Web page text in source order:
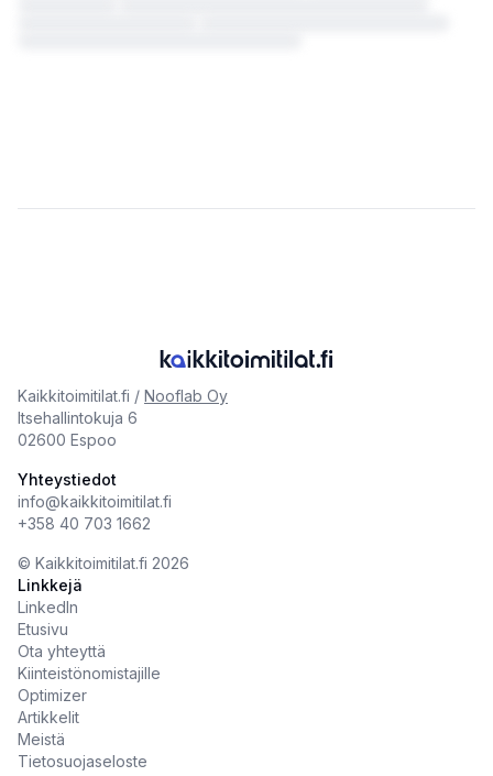
Kaikkitoimitilat.fi / Nooflab Oy
Itsehallintokuja 6
02600 Espoo
Yhteystiedot
info@kaikkitoimitilat.fi
+358 40 703 1662
©️ Kaikkitoimitilat.fi 2026
Linkkejä
LinkedIn
Etusivu
Ota yhteyttä
Kiinteistönomistajille
Optimizer
Artikkelit
Meistä
Tietosuojaseloste